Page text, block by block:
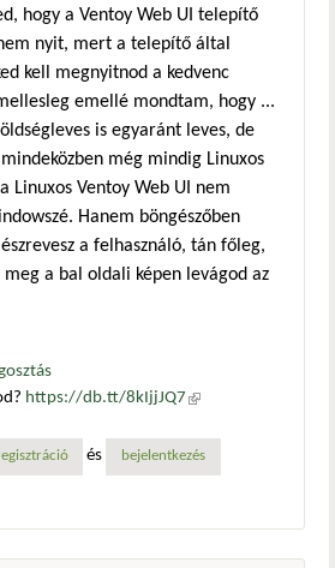
hogy a Ventoy Web UI telepítő
nyit, mert a telepítő által
kell megnyitnod a kedvenc
emellé mondtam, hogy ...
is egyaránt leves, de
még mindig Linuxos
Linuxos Ventoy Web UI nem
Hanem böngészőben
a felhasználó, tán főleg,
a bal oldali képen levágod az
https://db.tt/8kIjjJQ7 (külső
és bejelentkezés